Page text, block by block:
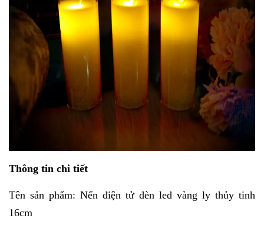
Thông tin chi tiết
Tên sản phẩm: Nến điện tử đèn led vàng ly thủy tinh
16cm